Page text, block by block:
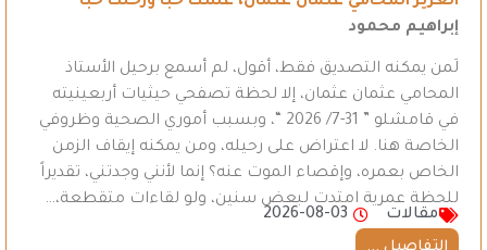
إبراهيم محمود
لَمن يمكنه التصديق فقط، أقول، لم أسمع برحيل الأستاذ
المحامي عثمان عثمان، إلا لحظة تصفحي حيثيات أربعينيته
في قامشلو ” 31-7/ 2026 “، وبسبب أموري الصحية وظروفي
الخاصة هنا. لا اعتراض على رحيله، ومن يمكنه إيقاف الزمن
الخاص بعمره، وإقصاء الموت عنه؟ إنما لأنني وجدتني، تقديراً
للحظة عمرية امتدت لبعض سنين، ولو لقاءات متقطعة،…
مقالات
2026-08-03